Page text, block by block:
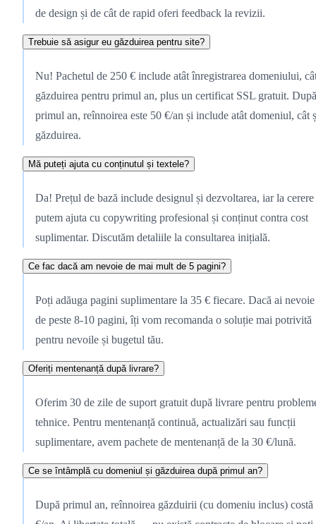
de design și de cât de rapid oferi feedback la revizii.
Trebuie să asigur eu găzduirea pentru site?
Nu! Pachetul de 250 € include atât înregistrarea domeniului,
găzduirea pentru primul an, plus un certificat SSL gratuit. După
primul an, reînnoirea este 50 €/an și include atât domeniul, cât
găzduirea.
Mă puteți ajuta cu conținutul și textele?
Da! Prețul de bază include designul și dezvoltarea, iar la cerere
putem ajuta cu copywriting profesional și conținut contra cost
suplimentar. Discutăm detaliile la consultarea inițială.
Ce fac dacă am nevoie de mai mult de 5 pagini?
Poți adăuga pagini suplimentare la 35 € fiecare. Dacă ai nevoie
de peste 8-10 pagini, îți vom recomanda o soluție mai potrivită
pentru nevoile și bugetul tău.
Oferiți mentenanță după livrare?
Oferim 30 de zile de suport gratuit după livrare pentru
tehnice. Pentru mentenanță continuă, actualizări sau funcții
suplimentare, avem pachete de mentenanță de la 30 €/lună.
Ce se întâmplă cu domeniul și găzduirea după primul an?
După primul an, reînnoirea găzduirii (cu domeniu inclus) costă